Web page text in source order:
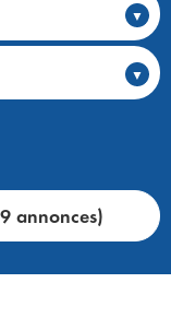
annonces)